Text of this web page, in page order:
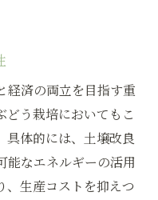
経済の両立を目指す重
どう栽培においてもこ
具体的には、土壌改良
能なエネルギーの活用
、生産コストを抑えつ